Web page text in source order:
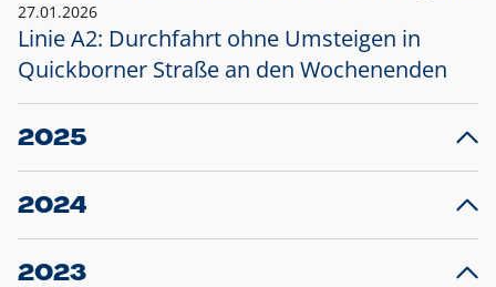
27.01.2026
Linie A2: Durchfahrt ohne Umsteigen in
Quickborner Straße an den Wochenenden
2025
23.12.2025
Projekt S5: Start der Bauarbeiten am
2024
10.12.2024
Großprojekt S5: Sperrung der Bahnstraße in
2023